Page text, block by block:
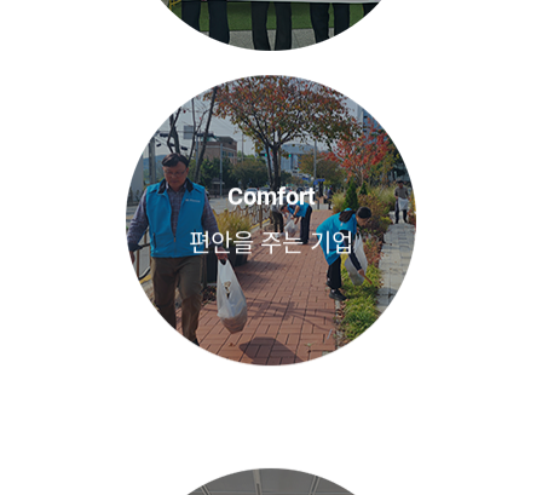
Comfort
편안을 주는 기업